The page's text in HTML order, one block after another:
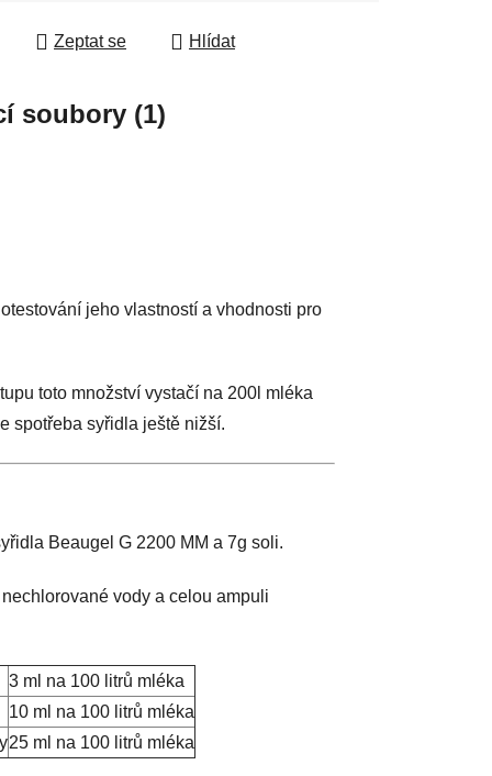
Zeptat se Hlídat
soubory (1)
jeho vlastností a vhodnosti pro
toto množství vystačí na 200l mléka
spotřeba syřidla ještě nižší.
Beaugel G 2200 MM a 7g soli.
vody a celou ampuli
3 ml na 100 litrů mléka
10 ml na 100 litrů mléka
25 ml na 100 litrů mléka